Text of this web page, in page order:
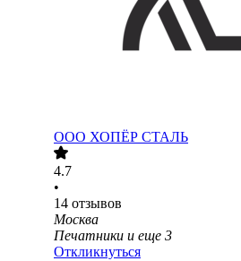
ООО ХОПЁР СТАЛЬ
4.7
•
14 отзывов
Москва
Печатники и еще 3
Откликнуться